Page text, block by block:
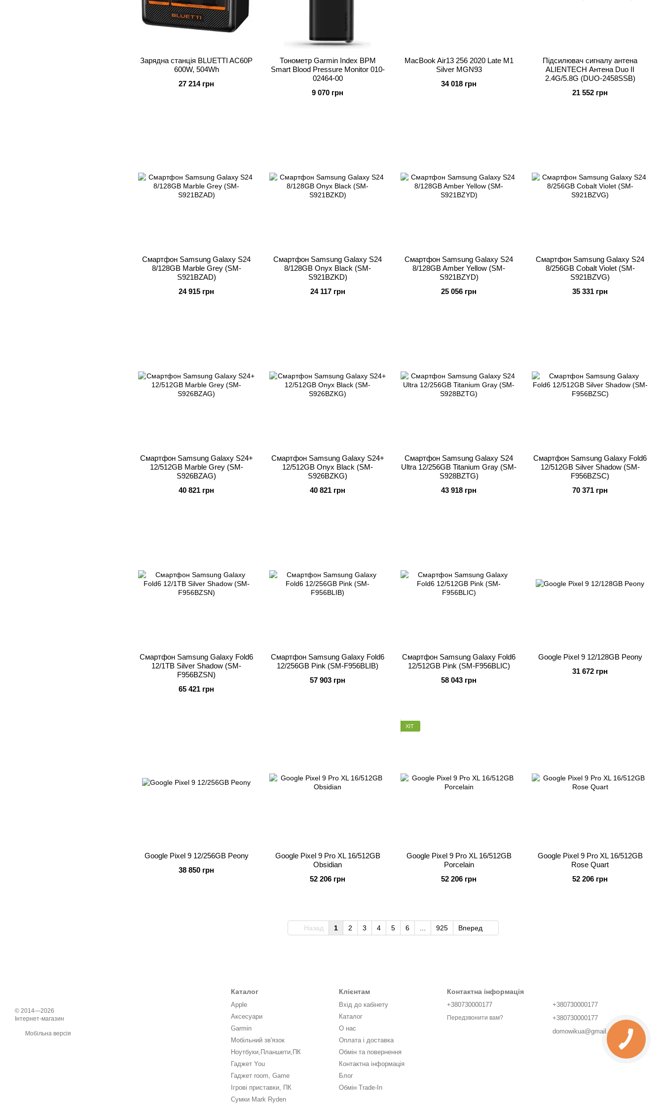
Зарядна станція BLUETTI AC60P
600W, 504Wh
27 214 грн
Тонометр Garmin Index BPM
Smart Blood Pressure Monitor 010-
02464-00
9 070 грн
MacBook Air13 256 2020 Late M1
Silver MGN93
34 018 грн
Підсилювач сигналу антена
ALIENTECH Антена Duo II
2.4G/5.8G (DUO-2458SSB)
21 552 грн
Смартфон Samsung Galaxy S24
8/128GB Marble Grey (SM-
S921BZAD)
24 915 грн
Смартфон Samsung Galaxy S24
8/128GB Onyx Black (SM-
S921BZKD)
24 117 грн
Смартфон Samsung Galaxy S24
8/128GB Amber Yellow (SM-
S921BZYD)
25 056 грн
Смартфон Samsung Galaxy S24
8/256GB Cobalt Violet (SM-
S921BZVG)
35 331 грн
Смартфон Samsung Galaxy S24+
12/512GB Marble Grey (SM-
S926BZAG)
40 821 грн
Смартфон Samsung Galaxy S24+
12/512GB Onyx Black (SM-
S926BZKG)
40 821 грн
Смартфон Samsung Galaxy S24
Ultra 12/256GB Titanium Gray (SM-
S928BZTG)
43 918 грн
Смартфон Samsung Galaxy Fold6
12/512GB Silver Shadow (SM-
F956BZSC)
70 371 грн
Смартфон Samsung Galaxy Fold6
12/1TB Silver Shadow (SM-
F956BZSN)
65 421 грн
Смартфон Samsung Galaxy Fold6
12/256GB Pink (SM-F956BLIB)
57 903 грн
Смартфон Samsung Galaxy Fold6
12/512GB Pink (SM-F956BLIC)
58 043 грн
Google Pixel 9 12/128GB Peony
31 672 грн
Google Pixel 9 12/256GB Peony
38 850 грн
Google Pixel 9 Pro XL 16/512GB
Obsidian
52 206 грн
ХІТ
Google Pixel 9 Pro XL 16/512GB
Porcelain
52 206 грн
Google Pixel 9 Pro XL 16/512GB
Rose Quart
52 206 грн
Назад 1 2 3 4 5 6 925 Вперед
© 2014—2026
Інтернет-магазин
Мобільна версія
Каталог
Apple
Аксесуари
Garmin
Мобільний зв'язок
Ноутбуки,Планшети,ПК
Гаджет You
Гаджет room, Game
Ігрові приставки, ПК
Сумки Mark Ryden
Клієнтам
Вхід до кабінету
Каталог
О нас
Оплата і доставка
Обмін та повернення
Контактна інформація
Блог
Обмін Trade-In
Контактна інформація
+380730000177
Передзвонити вам?
+380730000177
+380730000177
domowikua@gmail.com